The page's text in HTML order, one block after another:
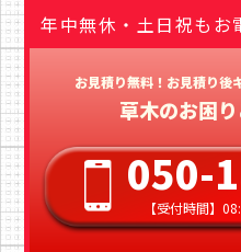
年中無休・土日祝もお
お見積り無料！お見積り後
草木のお困
050-
【受付時間】